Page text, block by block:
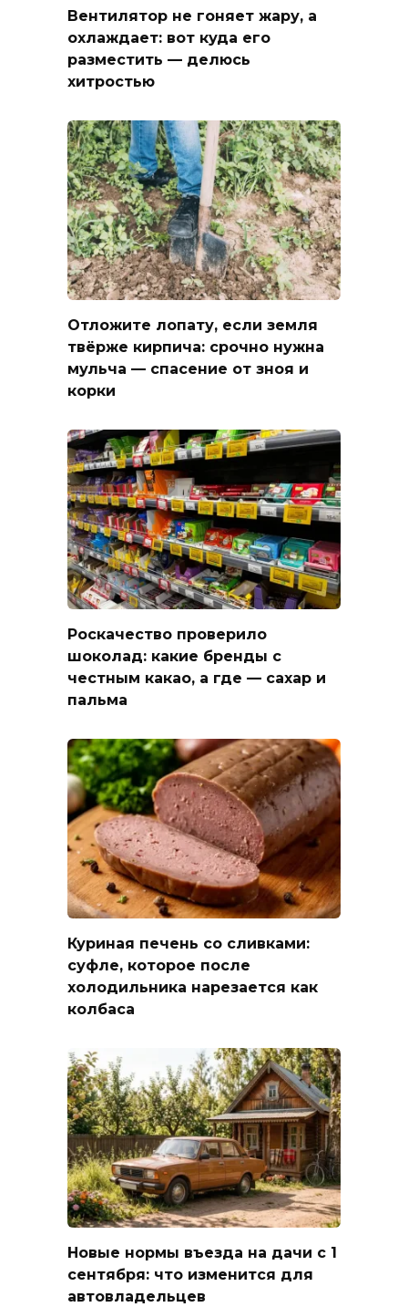
Вентилятор не гоняет жару, а
охлаждает: вот куда его
разместить — делюсь
хитростью
Отложите лопату, если земля
твёрже кирпича: срочно нужна
мульча — спасение от зноя и
корки
Роскачество проверило
шоколад: какие бренды с
честным какао, а где — сахар и
пальма
Куриная печень со сливками:
суфле, которое после
холодильника нарезается как
колбаса
Новые нормы въезда на дачи с 1
сентября: что изменится для
автовладельцев